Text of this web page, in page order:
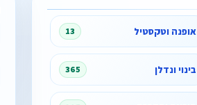
אופנה וטקסטיל 13
בינוי ונדלן 365